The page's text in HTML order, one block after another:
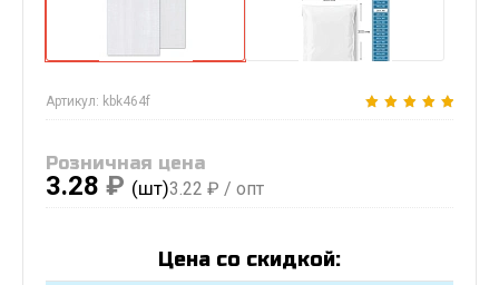
Артикул: kbk464f
Розничная цена
3.28 ₽ (шт)3.22 ₽ / опт
Цена со скидкой: